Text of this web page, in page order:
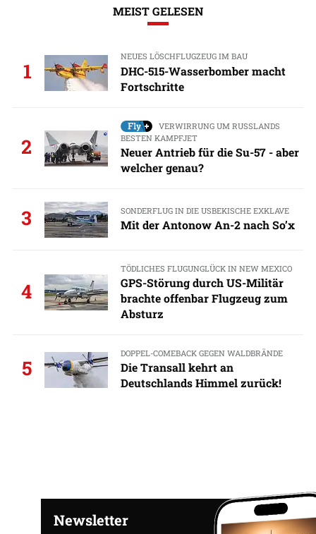
MEIST GELESEN
1
NEUES LÖSCHFLUGZEUG IM BAU
DHC-515-Wasserbomber macht
Fortschritte
2
VERWIRRUNG UM RUSSLANDS
BESTEN KAMPFJET
Neuer Antrieb für die Su-57 - aber
welcher genau?
3 SONDERFLUG IN DIE USBEKISCHE EXKLAVE
Mit der Antonow An-2 nach So’x
4
TÖDLICHES FLUGUNGLÜCK IN NEW MEXICO
GPS-Störung durch US-Militär
brachte offenbar Flugzeug zum
Absturz
5
DOPPEL-COMEBACK GEGEN WALDBRÄNDE
Die Transall kehrt an
Deutschlands Himmel zurück!
Newsletter